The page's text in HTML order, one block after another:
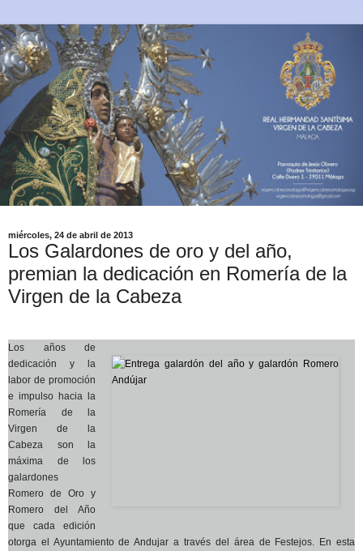
miércoles, 24 de abril de 2013
Los Galardones de oro y del año,
premian la dedicación en Romería de la
Virgen de la Cabeza
Los años de
dedicación y la
labor de promoción
e impulso hacia la
Romería de la
Virgen de la
Cabeza son la
máxima de los
galardones
Romero de Oro y
Romero del Año
que cada edición
otorga el Ayuntamiento de Andujar a través del área de Festejos. En esta